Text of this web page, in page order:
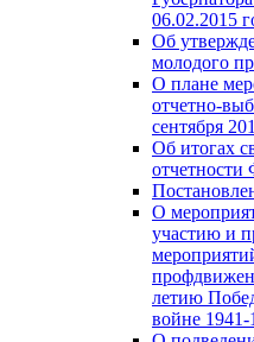
06.02.2015
Об
молодого
О плане
отчетно-
сентября
Об итогах
О
участию и
летию
войне 1941-